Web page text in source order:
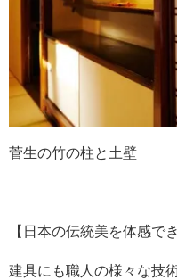
菅生の竹の柱と土壁
【日本の伝統美を体感で
建具にも職人の様々な技